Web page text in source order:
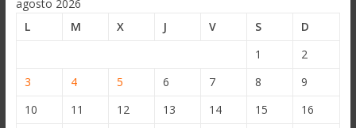
agosto 2026
L
M X J V S
D
1
2
3
4 5 6 7 8
9
10
11 12 13 14 15
16